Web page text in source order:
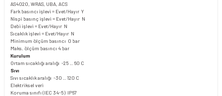
AS4020, WRAS, UBA, ACS
Fark basıncı işlevi = Evet/Hayır Y
Nispi basınç işlevi = Evet/Hayır N
Debi işlevi = Evet/Hayır N
Sıcaklık işlevi = Evet/Hayır N
Minimum ölçüm basıncı 0 bar
Maks. ölçüm basıncı 4 bar
Kurulum
Ortam sıcaklığı aralığı -25 .. 60 C
Sıvı
Sıvı sıcaklık aralığı -30 .. 120 C
Elektriksel veri
Koruma sınıfı (IEC 34-5) IP67